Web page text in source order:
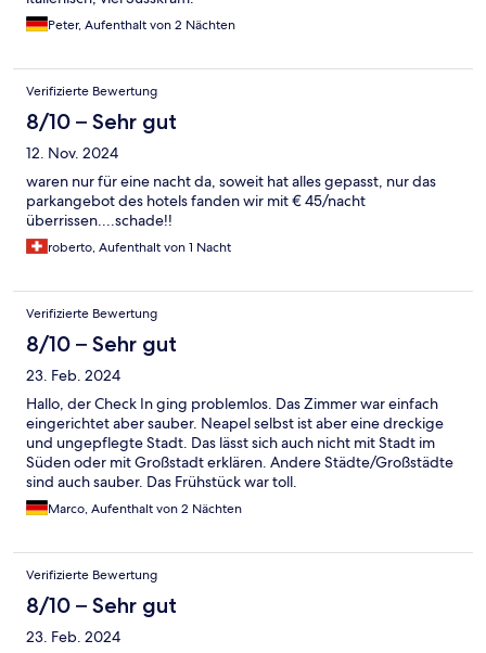
Peter, Aufenthalt von 2 Nächten
Verifizierte Bewertung
8/10 – Sehr gut
12. Nov. 2024
waren nur für eine nacht da, soweit hat alles gepasst, nur das
parkangebot des hotels fanden wir mit € 45/nacht
überrissen....schade!!
roberto, Aufenthalt von 1 Nacht
Verifizierte Bewertung
8/10 – Sehr gut
23. Feb. 2024
Hallo, der Check In ging problemlos. Das Zimmer war einfach
eingerichtet aber sauber. Neapel selbst ist aber eine dreckige
und ungepflegte Stadt. Das lässt sich auch nicht mit Stadt im
Süden oder mit Großstadt erklären. Andere Städte/Großstädte
sind auch sauber. Das Frühstück war toll.
Marco, Aufenthalt von 2 Nächten
Verifizierte Bewertung
8/10 – Sehr gut
23. Feb. 2024